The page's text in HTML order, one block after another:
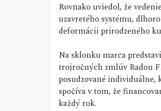
Rovnako uviedol, že
uzavretého systému,
deformácii prirodzeného
Na sklonku marca
trojročných zmlúv Radou
posudzované
spočíva v tom, že
každý rok.